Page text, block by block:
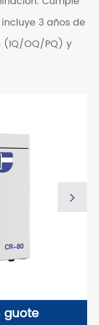
3 años de
(IQ/OQ/PQ) y
guote